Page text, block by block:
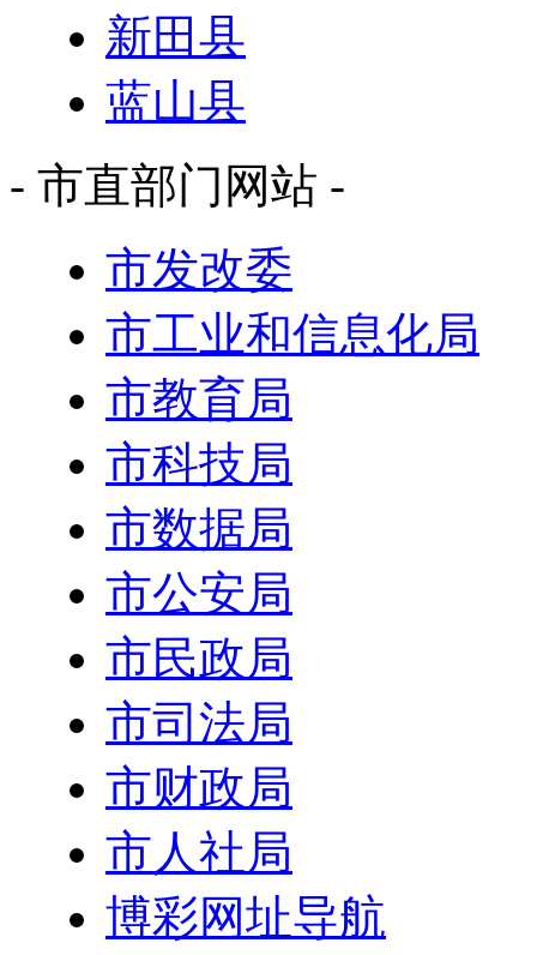
新田县
蓝山县
- 市直部门网站 -
市发改委
市工业和信息化局
市教育局
市科技局
市数据局
市公安局
市民政局
市司法局
市财政局
市人社局
博彩网址导航